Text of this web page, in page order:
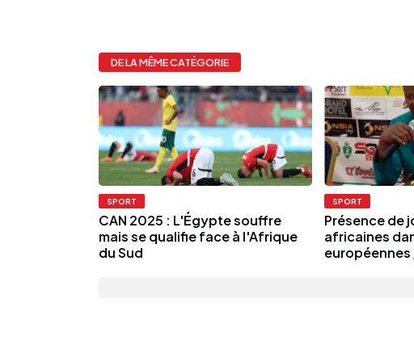
DE LA MÊME CATÉGORIE
SPORT
CAN 2025 : L'Égypte souffre
mais se qualifie face à l'Afrique
du Sud
SPORT
Présence de
africaines